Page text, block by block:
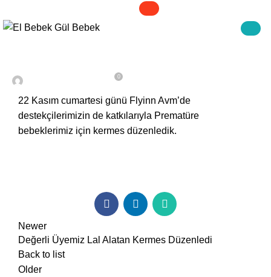
22 Kasım’da Flyinn AVM’de Kermes
0
22 Kasım cumartesi günü Flyinn Avm’de
destekçilerimizin de katkılarıyla Prematüre
bebeklerimiz için kermes düzenledik.
Newer
Değerli Üyemiz Lal Alatan Kermes Düzenledi
Back to list
Older